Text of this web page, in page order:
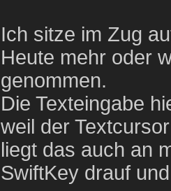
Ich sitze im Zug
Heute mehr oder
genommen.
Die Texteingabe
weil der
liegt das auch an
SwiftKey drauf